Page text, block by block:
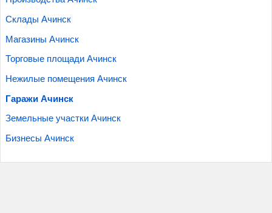
Склады Ачинск
Магазины Ачинск
Торговые площади Ачинск
Нежилые помещения Ачинск
Гаражи Ачинск
Земельные участки Ачинск
Бизнесы Ачинск